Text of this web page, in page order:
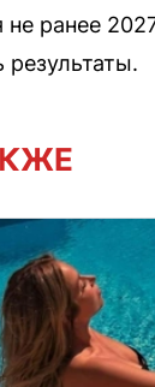
не ранее